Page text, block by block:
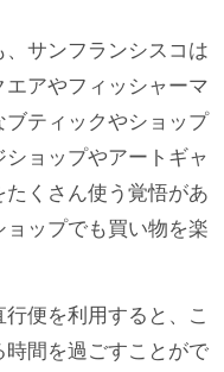
サンフランシスコは
アやフィッシャーマ
ティックやショップ
ョップやアートギャ
くさん使う覚悟があ
ップでも買い物を楽
便を利用すると、こ
間を過ごすことがで